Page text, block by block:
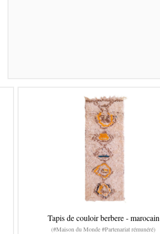
Tapis de couloir berbere - marocain
(#Maison du Monde #Partenariat rémunéré)